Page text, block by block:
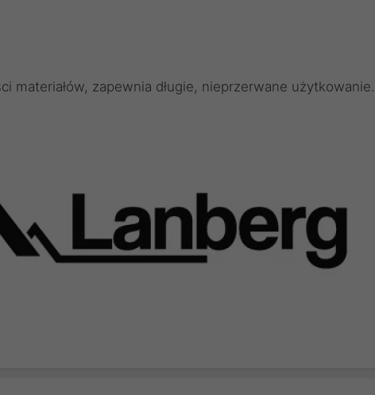
materiałów, zapewnia długie, nieprzerwane użytkowanie.